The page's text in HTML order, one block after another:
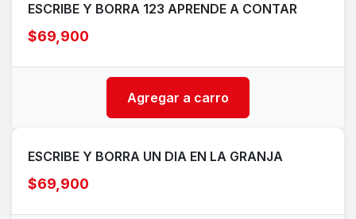
ESCRIBE Y BORRA 123 APRENDE A CONTAR
$69,900
Agregar a carro
ESCRIBE Y BORRA UN DIA EN LA GRANJA
$69,900